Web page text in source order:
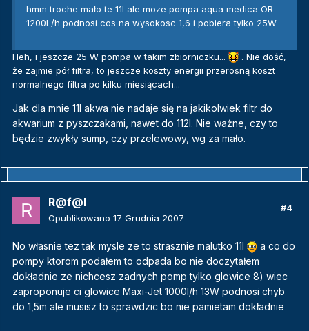
hmm troche mało te 11l ale moze pompa aqua medica OR
1200l /h podnosi cos na wysokosc 1,6 i pobiera tylko 25W
Heh, i jeszcze 25 W pompa w takim zbiorniczku...
. Nie dość,
że zajmie pół filtra, to jeszcze koszty energii przerosną koszt
normalnego filtra po kilku miesiącach...
Jak dla mnie 11l akwa nie nadaje się na jakikolwiek filtr do
akwarium z pyszczakami, nawet do 112l. Nie ważne, czy to
będzie zwykły sump, czy przelewowy, wg za mało.
R@f@l
Opublikowano 17 Grudnia 2007
#4
No własnie tez tak mysle ze to strasznie malutko 11l
a co do
pompy ktorom podałem to odpada bo nie doczytałem
dokładnie ze nichcesz zadnych pomp tylko glowice 8) wiec
zaproponuje ci glowice Maxi-Jet 1000l/h 13W podnosi chyb
do 1,5m ale musisz to sprawdzic bo nie pamietam dokładnie